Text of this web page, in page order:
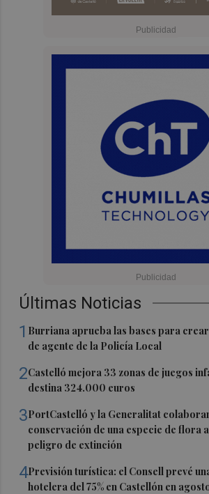
Últimas Noticias
1 Burriana aprueba las bases para crear
de agente de la Policía Local
2Castelló mejora 33 zonas de juegos
destina 324.000 euros
3PortCastelló y la Generalitat
conservación de una especie de flora
peligro de extinción
4Previsión turística: el Consell prevé
hotelera del 75% en Castellón en